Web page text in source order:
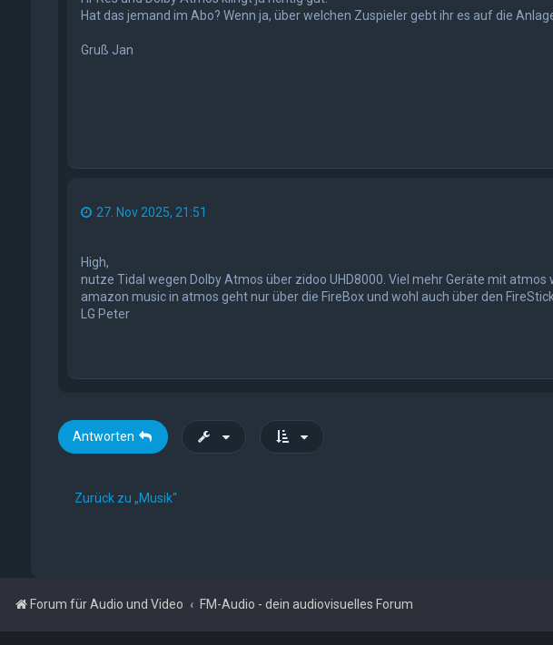
Hat das jemand im Abo? Wenn ja, über welchen Zuspieler gebt ihr es auf die
Gruß Jan
27. Nov 2025, 21:51
High,
nutze Tidal wegen Dolby Atmos über zidoo UHD8000. Viel mehr Geräte mit atmos
amazon music in atmos geht nur über die FireBox und wohl auch über den
LG Peter
Antworten
Zurück zu „Musik“
Forum für Audio und Video FM-Audio - dein audiovisuelles Forum